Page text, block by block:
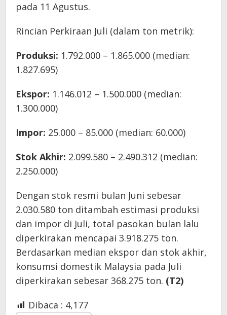
pada 11 Agustus.
Rincian Perkiraan Juli (dalam ton metrik):
Produksi: 1.792.000 – 1.865.000 (median:
1.827.695)
Ekspor: 1.146.012 – 1.500.000 (median:
1.300.000)
Impor: 25.000 – 85.000 (median: 60.000)
Stok Akhir: 2.099.580 – 2.490.312 (median:
2.250.000)
Dengan stok resmi bulan Juni sebesar
2.030.580 ton ditambah estimasi produksi
dan impor di Juli, total pasokan bulan lalu
diperkirakan mencapai 3.918.275 ton.
Berdasarkan median ekspor dan stok akhir,
konsumsi domestik Malaysia pada Juli
diperkirakan sebesar 368.275 ton. (T2)
Dibaca : 4,177